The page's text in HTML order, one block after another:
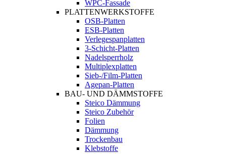
WPC-Fassade
PLATTENWERKSTOFFE
OSB-Platten
ESB-Platten
Verlegespanplatten
3-Schicht-Platten
Nadelsperrholz
Multiplexplatten
Sieb-/Film-Platten
Agepan-Platten
BAU- UND DÄMMSTOFFE
Steico Dämmung
Steico Zubehör
Folien
Dämmung
Trockenbau
Klebstoffe